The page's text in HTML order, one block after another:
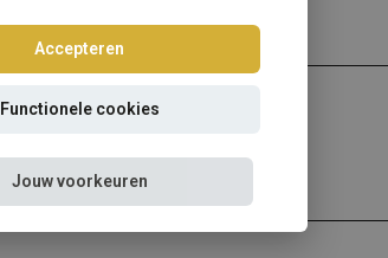
Accepteren
Functionele cookies
Jouw voorkeuren